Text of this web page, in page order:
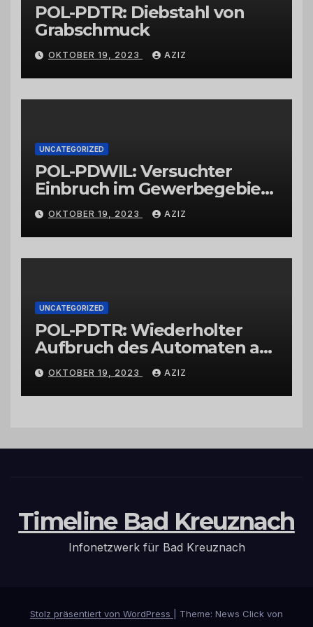
POL-PDTR: Diebstahl von
Grabschmuck
OKTOBER 19, 2023 AZIZ
UNCATEGORIZED
POL-PDWIL: Versuchter
Einbruch im Gewerbegebiet
Wittlich
OKTOBER 19, 2023 AZIZ
UNCATEGORIZED
POL-PDTR: Wiederholter
Aufbruch des Automaten am
Wohnmobilstellplatz in
Hermeskeil am Labachweg
OKTOBER 19, 2023 AZIZ
Timeline Bad Kreuznach
Infonetzwerk für Bad Kreuznach
Stolz präsentiert von WordPress
Theme: News Click von